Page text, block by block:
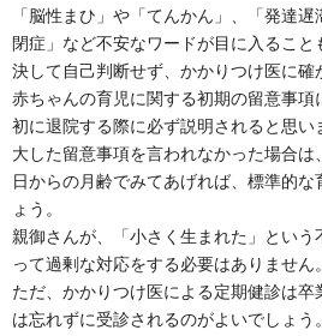
「脳性まひ」や「てんかん」、「発達
閉症」など不安なワードが目に入ること
決して自己判断せず、かかりつけ医に確
赤ちゃんの育児に関する初期の留意事
初に退院する際に必ず説明されると思い
大した留意事項を言われなかった場合
日からの月齢でみてあげれば、標準的な
ょう。
親御さんが、「小さく生まれた」という
って過剰な対応をする必要はありません。
ただ、かかりつけ医による定期健診は
は忘れずに受診されるのがよいでしょう。